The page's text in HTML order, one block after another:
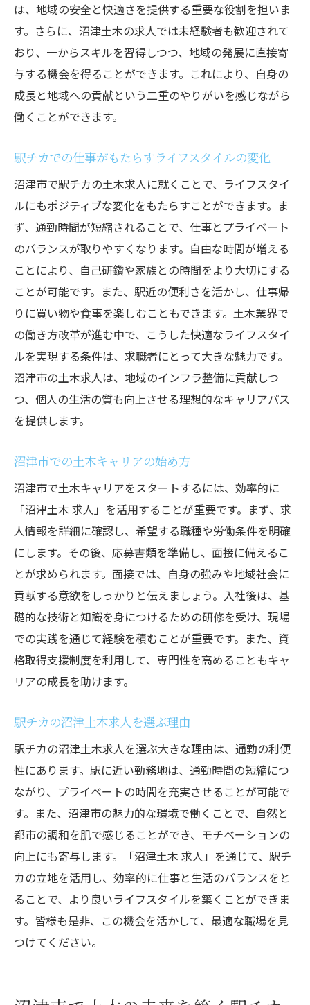
駅チカ求人での研修制度活用法
地元企業でのキャリアパス例
駅チカでの仕事がもたらす成長機会
静岡県沼津市で土木業界に飛び込む駅チカ求人
の魅力
土木業界での挑戦を後押しする職場環境
駅チカ求人でのビジョンとミッション
地域密着型の求人が提供する安心感
土木業界に必要なスキルと知識
駅チカ求人の活用方法
利便性抜群駅チカ沼津土木求人で新しい挑戦を
新しいキャリアに挑戦するための心得
駅チカならではの採用情報をチェック
沼津市での新しい挑戦を始めるには
駅チカ求人が提供する職場環境の魅力
沼津土木求人でのキャリアビジョン
通勤時間を活用したライフスタイル
機会
地域のニーズに応えるプロジェクト
駅チカ求人での地域貢献の形
土木プロジェクトがもたらす地域の変化
沼津市での地域発展に寄与する方法
駅チカ求人で得られる地域とのつながり
地域貢献を意識したキャリア選択
は、地域の安全と快適さを提供する重要な役割を担いま
す。さらに、沼津土木の求人では未経験者も歓迎されて
おり、一からスキルを習得しつつ、地域の発展に直接寄
与する機会を得ることができます。これにより、自身の
成長と地域への貢献という二重のやりがいを感じながら
働くことができます。
駅チカでの仕事がもたらすライフスタイルの変化
沼津市で駅チカの土木求人に就くことで、ライフスタイ
ルにもポジティブな変化をもたらすことができます。ま
ず、通勤時間が短縮されることで、仕事とプライベート
のバランスが取りやすくなります。自由な時間が増える
ことにより、自己研鑽や家族との時間をより大切にする
ことが可能です。また、駅近の便利さを活かし、仕事帰
りに買い物や食事を楽しむこともできます。土木業界で
の働き方改革が進む中で、こうした快適なライフスタイ
ルを実現する条件は、求職者にとって大きな魅力です。
沼津市の土木求人は、地域のインフラ整備に貢献しつ
つ、個人の生活の質も向上させる理想的なキャリアパス
を提供します。
沼津市での土木キャリアの始め方
沼津市で土木キャリアをスタートするには、効率的に
「沼津土木 求人」を活用することが重要です。まず、求
人情報を詳細に確認し、希望する職種や労働条件を明確
にします。その後、応募書類を準備し、面接に備えるこ
とが求められます。面接では、自身の強みや地域社会に
貢献する意欲をしっかりと伝えましょう。入社後は、基
礎的な技術と知識を身につけるための研修を受け、現場
での実践を通じて経験を積むことが重要です。また、資
格取得支援制度を利用して、専門性を高めることもキャ
リアの成長を助けます。
駅チカの沼津土木求人を選ぶ理由
駅チカの沼津土木求人を選ぶ大きな理由は、通勤の利便
性にあります。駅に近い勤務地は、通勤時間の短縮につ
ながり、プライベートの時間を充実させることが可能で
す。また、沼津市の魅力的な環境で働くことで、自然と
都市の調和を肌で感じることができ、モチベーションの
向上にも寄与します。「沼津土木 求人」を通じて、駅チ
カの立地を活用し、効率的に仕事と生活のバランスをと
ることで、より良いライフスタイルを築くことができま
す。皆様も是非、この機会を活かして、最適な職場を見
つけてください。